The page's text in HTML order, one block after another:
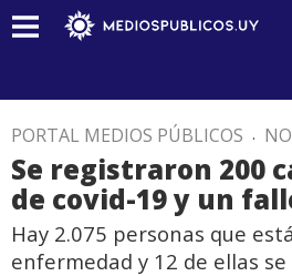
PORTAL MEDIOS PÚBLICOS .
Se registraron 200
de covid-19 y un
Hay 2.075 personas que
enfermedad y 12 de ellas